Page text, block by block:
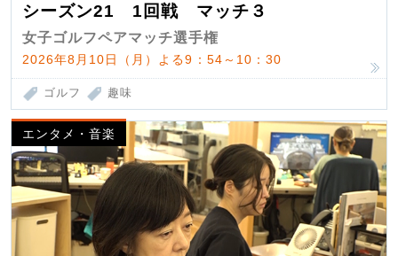
シーズン21 1回戦 マッチ３
女子ゴルフペアマッチ選手権
2026年8月10日（月）よる9：54～10：30
ゴルフ 趣味
エンタメ・音楽